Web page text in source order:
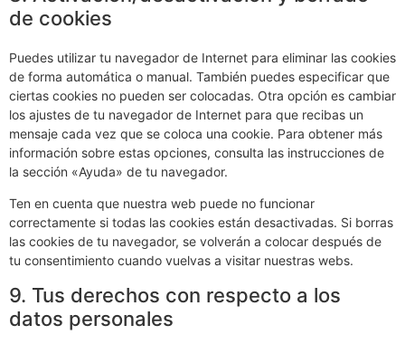
de cookies
Puedes utilizar tu navegador de Internet para eliminar las cookies
de forma automática o manual. También puedes especificar que
ciertas cookies no pueden ser colocadas. Otra opción es cambiar
los ajustes de tu navegador de Internet para que recibas un
mensaje cada vez que se coloca una cookie. Para obtener más
información sobre estas opciones, consulta las instrucciones de
la sección «Ayuda» de tu navegador.
Ten en cuenta que nuestra web puede no funcionar
correctamente si todas las cookies están desactivadas. Si borras
las cookies de tu navegador, se volverán a colocar después de
tu consentimiento cuando vuelvas a visitar nuestras webs.
9. Tus derechos con respecto a los
datos personales